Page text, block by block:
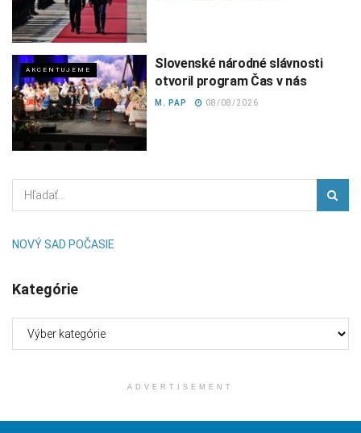
AKCENTUJEME
Slovenské národné slávnosti
otvoril program Čas v nás
M. PAP 08/08/2026
NOVÝ SAD POČASIE
Kategórie
ADVERTISEMENT